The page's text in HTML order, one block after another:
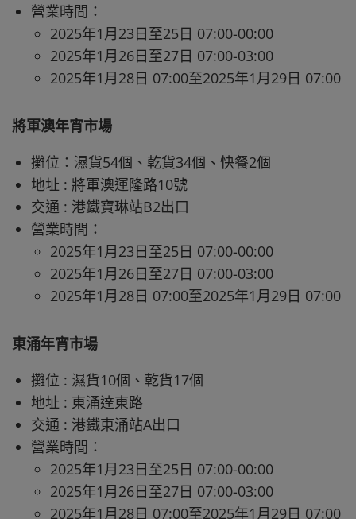
營業時間：
2025年1月23日至25日 07:00-00:00
2025年1月26日至27日 07:00-03:00
2025年1月28日 07:00至2025年1月29日 07:00
將軍澳年宵市場
攤位：濕貨54個、乾貨34個、快餐2個
地址 : 將軍澳運隆路10號
交通 : 港鐵寶琳站B2出口
營業時間：
2025年1月23日至25日 07:00-00:00
2025年1月26日至27日 07:00-03:00
2025年1月28日 07:00至2025年1月29日 07:00
東涌年宵市場
攤位 : 濕貨10個、乾貨17個
地址 : 東涌達東路
交通 : 港鐵東涌站A出口
營業時間：
2025年1月23日至25日 07:00-00:00
2025年1月26日至27日 07:00-03:00
2025年1月28日 07:00至2025年1月29日 07:00